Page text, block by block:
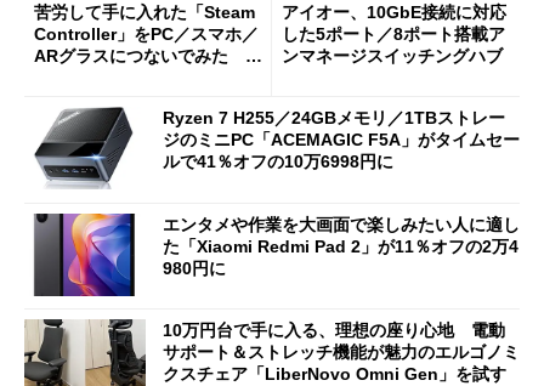
苦労して手に入れた「Steam
Controller」をPC／スマホ／
ARグラスにつないでみた ゲ
アイオー、10GbE接続に対応
した5ポート／8ポート搭載ア
ンマネージスイッチングハブ
Ryzen 7 H255／24GBメモリ／1TBストレー
ジのミニPC「ACEMAGIC F5A」がタイムセー
ルで41％オフの10万6998円に
エンタメや作業を大画面で楽しみたい人に適し
た「Xiaomi Redmi Pad 2」が11％オフの2万4
980円に
10万円台で手に入る、理想の座り心地 電動
サポート＆ストレッチ機能が魅力のエルゴノミ
クスチェア「LiberNovo Omni Gen」を試す